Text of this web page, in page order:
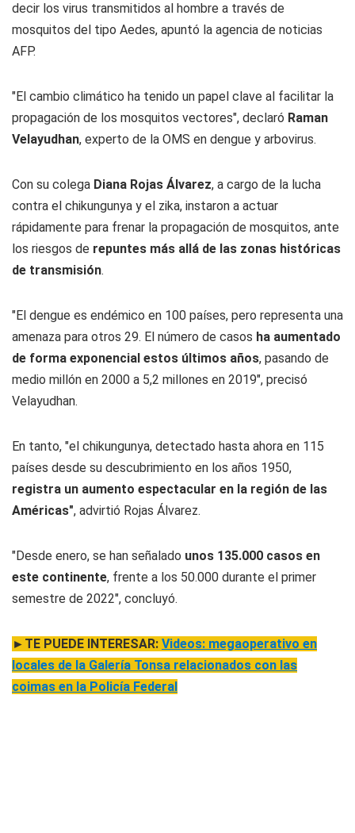
decir los virus transmitidos al hombre a través de
mosquitos del tipo Aedes, apuntó la agencia de noticias
AFP.
"El cambio climático ha tenido un papel clave al facilitar la
propagación de los mosquitos vectores", declaró Raman
Velayudhan, experto de la OMS en dengue y arbovirus.
Con su colega Diana Rojas Álvarez, a cargo de la lucha
contra el chikungunya y el zika, instaron a actuar
rápidamente para frenar la propagación de mosquitos, ante
los riesgos de repuntes más allá de las zonas históricas
de transmisión.
"El dengue es endémico en 100 países, pero representa una
amenaza para otros 29. El número de casos ha aumentado
de forma exponencial estos últimos años, pasando de
medio millón en 2000 a 5,2 millones en 2019", precisó
Velayudhan.
En tanto, "el chikungunya, detectado hasta ahora en 115
países desde su descubrimiento en los años 1950,
registra un aumento espectacular en la región de las
Américas", advirtió Rojas Álvarez.
"Desde enero, se han señalado unos 135.000 casos en
este continente, frente a los 50.000 durante el primer
semestre de 2022", concluyó.
►TE PUEDE INTERESAR: Videos: megaoperativo en
locales de la Galería Tonsa relacionados con las
coimas en la Policía Federal